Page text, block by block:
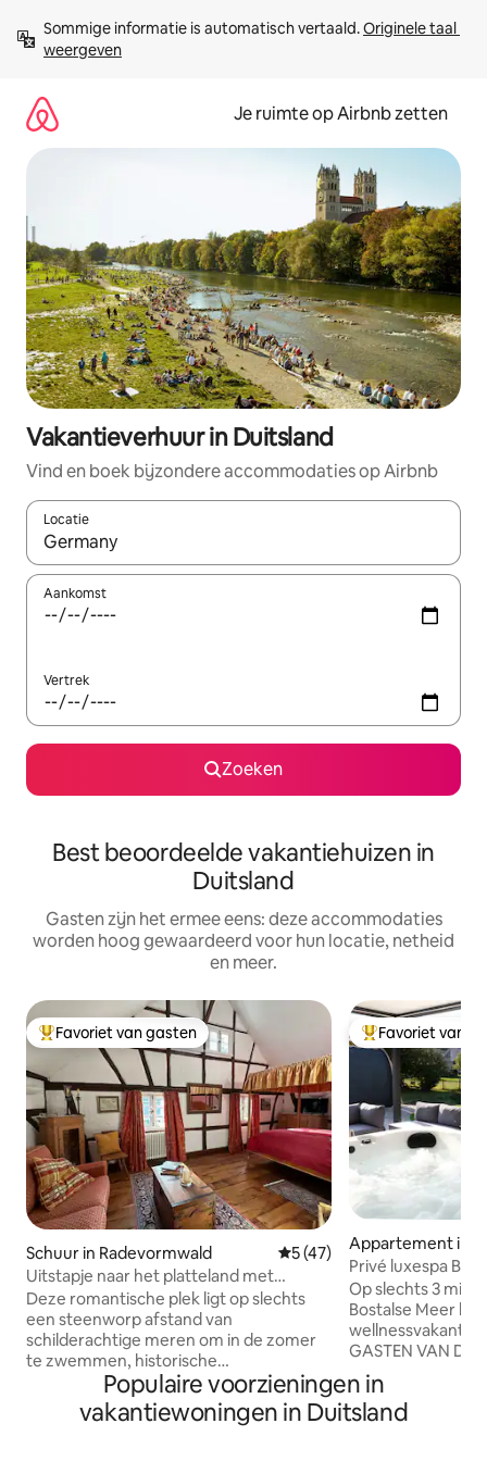
direct
naar
Sommige informatie is automatisch vertaald. Originele taal
weergeven
Je ruimte op Airbnb zetten
Vakantieverhuur in Duitsland
Vind en boek bijzondere accommodaties op Airbnb
Locatie
Wanneer er suggesties beschikbaar zijn, maak je een keuze
Aankomst
Vertrek
Zoeken
Best beoordeelde vakantiehuizen in
Duitsland
Gasten zijn het ermee eens: deze accommodaties
worden hoog gewaardeerd voor hun locatie, netheid
en meer.
Topfavoriet van gasten
Favoriet van gasten
Schuur in Radevormwald Gemiddelde beoordeling
5 (47)
Uitstapje naar het platteland met
privésauna en ijsbad
Deze romantische plek ligt op slechts
een steenworp afstand van
schilderachtige meren om in de zomer
te zwemmen, historische
bezienswaardigheden en je hebt
toegang tot populaire wandel- en
mountainbikepaden direct voor de deur,
Topfavoriet van
Favoriet van
Appartement in
Privé luxespa
whirlpool
Op slechts 3
Bostalse Meer
wellnessvakantie. ALLEEN VOOR
GASTEN VAN DIT
Bubbelbad -
✅ Buitensauna
✅ Binnensauna
Populaire voorzieningen in
vakantiewoningen in Duitsland